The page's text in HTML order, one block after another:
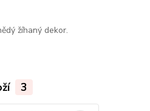
žíhaný dekor.
3